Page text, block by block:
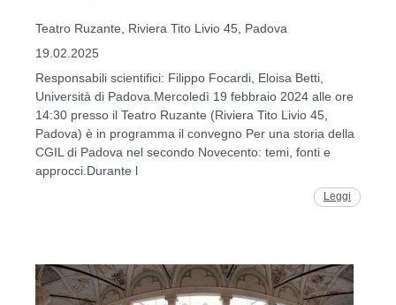
Teatro Ruzante, Riviera Tito Livio 45, Padova
19.02.2025
Responsabili scientifici: Filippo Focardi, Eloisa Betti,
Università di Padova.Mercoledì 19 febbraio 2024 alle ore
14:30 presso il Teatro Ruzante (Riviera Tito Livio 45,
Padova) è in programma il convegno Per una storia della
CGIL di Padova nel secondo Novecento: temi, fonti e
approcci.Durante l
Leggi